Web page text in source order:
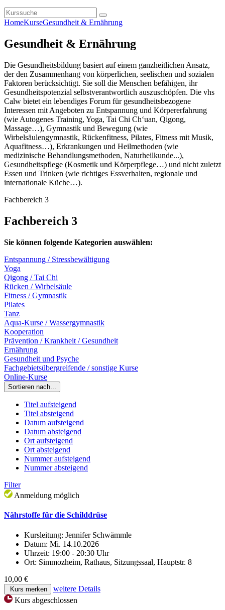
HomeKurseGesundheit & Ernährung
Gesundheit & Ernährung
Die Gesundheitsbildung basiert auf einem ganzheitlichen Ansatz,
der den Zusammenhang von körperlichen, seelischen und sozialen
Faktoren berücksichtigt. Sie soll die Menschen befähigen, ihr
Gesundheitspotenzial selbstverantwortlich auszuschöpfen. Die vhs
Calw bietet ein lebendiges Forum für gesundheitsbezogene
Interessen mit Angeboten zu Entspannung und Körpererfahrung
(wie Autogenes Training, Yoga, Tai Chi Ch‘uan, Qigong,
Massage…), Gymnastik und Bewegung (wie
Wirbelsäulengymnastik, Rückenfitness, Pilates, Fitness mit Musik,
Aquafitness…), Erkrankungen und Heilmethoden (wie
medizinische Behandlungsmethoden, Naturheilkunde...),
Gesundheitspflege (Kosmetik und Körperpflege…) und nicht zuletzt
Essen und Trinken (wie richtiges Essverhalten, regionale und
internationale Küche…).
Fachbereich 3
Fachbereich 3
Sie können folgende Kategorien auswählen:
Entspannung / Stressbewältigung
Yoga
Qigong / Tai Chi
Rücken / Wirbelsäule
Fitness / Gymnastik
Pilates
Tanz
Aqua-Kurse / Wassergymnastik
Kooperation
Prävention / Krankheit / Gesundheit
Ernährung
Gesundheit und Psyche
Fachgebietsübergreifende / sonstige Kurse
Online-Kurse
Sortieren nach...
Titel aufsteigend
Titel absteigend
Datum aufsteigend
Datum absteigend
Ort aufsteigend
Ort absteigend
Nummer aufsteigend
Nummer absteigend
Filter
Anmeldung möglich
Nährstoffe für die Schilddrüse
Kursleitung: Jennifer Schwämmle
Datum: Mi. 14.10.2026
Uhrzeit: 19:00 - 20:30 Uhr
Ort: Simmozheim, Rathaus, Sitzungssaal, Hauptstr. 8
10,00 €
Kurs merken
weitere Details
Kurs abgeschlossen